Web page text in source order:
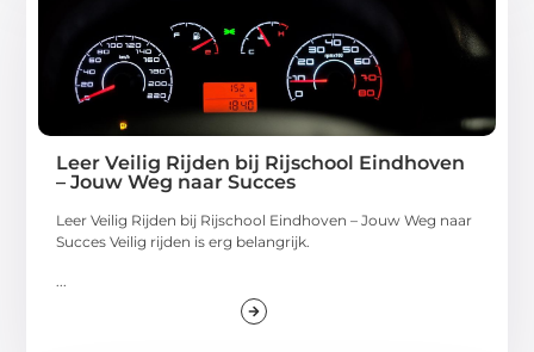
Leer Veilig Rijden bij Rijschool Eindhoven
– Jouw Weg naar Succes
Leer Veilig Rijden bij Rijschool Eindhoven – Jouw Weg naar
Succes Veilig rijden is erg belangrijk.